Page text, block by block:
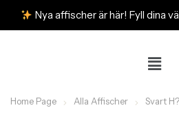
Nya affischer är här! Fyll dina
Home Page Alla Affischer Svart